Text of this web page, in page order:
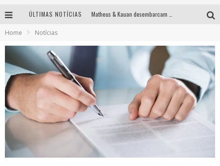
ÚLTIMAS NOTÍCIAS
Selo Moda Music confirma Bel Costa no palco Talentos da Terra do Pedro Leopoldo Rodeio Show
Home Notícias